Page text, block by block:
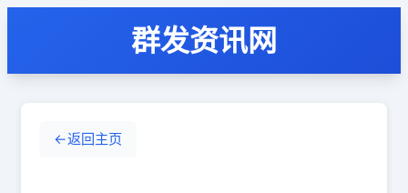
群发资讯网
←返回主页